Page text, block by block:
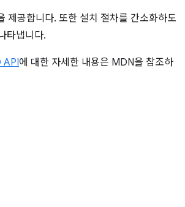
제공합니다. 또한 설치 절차를 간소화하도
타냅니다.
API에 대한 자세한 내용은 MDN을 참조하